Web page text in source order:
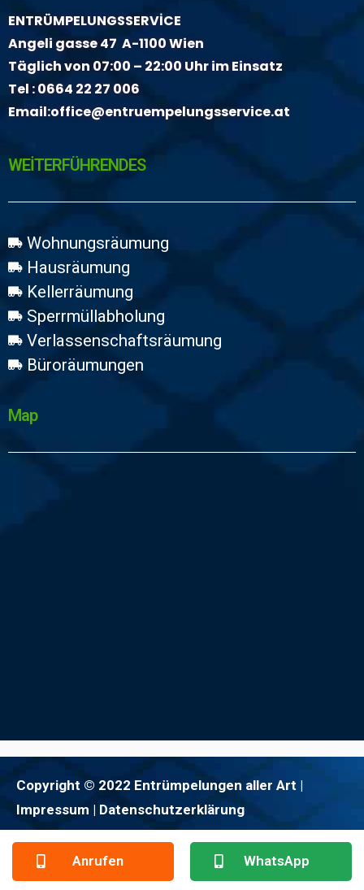
ENTRÜMPELUNGSSERVİCE
Angeli gasse 47 A-1100 Wien
Täglich von 07:00 – 22:00 Uhr im Einsatz
Tel :0664 22 27 006
Email:office@entruempelungsservice.at
WEİTERFÜHRENDES
Wohnungsräumung
Hausräumung
Kellerräumung
Sperrmüllabholung
Verlassenschaftsräumung
Büroräumungen
Map
Copyright © 2022 Entrümpelungen aller Art |
Impressum | Datenschutzerklärung
Anrufen WhatsApp